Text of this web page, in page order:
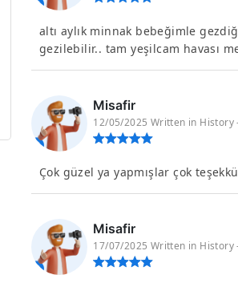
altı aylık minnak bebeğimle
gezilebilir.. tam yeşilcam havası
Misafir
12/05/2025 Written in History
Çok güzel ya yapmışlar çok
Misafir
17/07/2025 Written in History